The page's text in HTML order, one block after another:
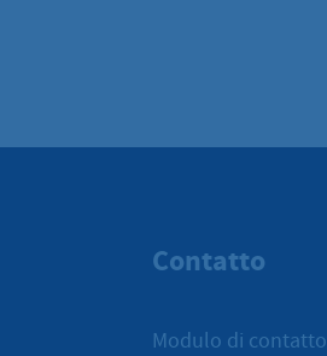
Contatto
Modulo di contatto